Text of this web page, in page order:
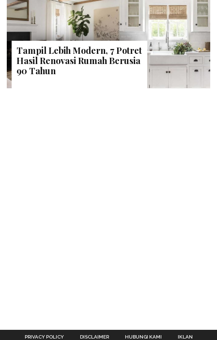
Tampil Lebih Modern, 7 Potret
Hasil Renovasi Rumah Berusia
90 Tahun
PRIVACY POLICY DISCLAIMER HUBUNGI KAMI IKLAN